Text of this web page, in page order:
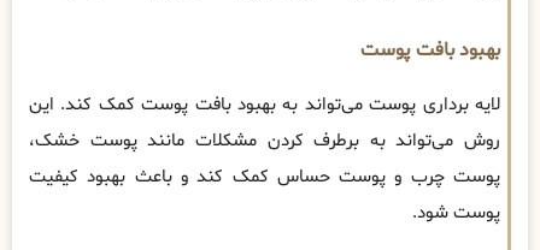
بهبود بافت پوست
لایه برداری پوست می‌تواند به بهبود بافت پوست کمک کند. این
روش می‌تواند به برطرف کردن مشکلات مانند پوست خشک،
پوست چرب و پوست حساس کمک کند و باعث بهبود کیفیت
پوست شود.